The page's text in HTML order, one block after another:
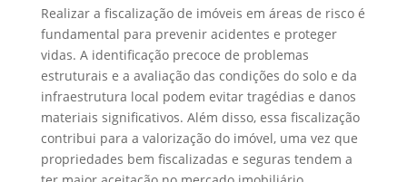
Realizar a fiscalização de imóveis em áreas de risco é
fundamental para prevenir acidentes e proteger
vidas. A identificação precoce de problemas
estruturais e a avaliação das condições do solo e da
infraestrutura local podem evitar tragédias e danos
materiais significativos. Além disso, essa fiscalização
contribui para a valorização do imóvel, uma vez que
propriedades bem fiscalizadas e seguras tendem a